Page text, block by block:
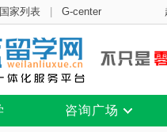
国家列表 G-center
咨询广场